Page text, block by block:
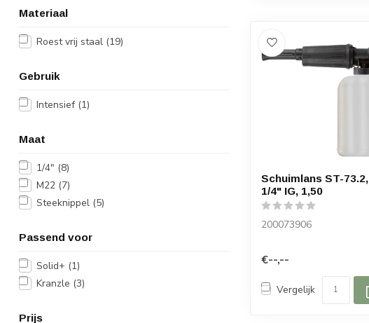
Materiaal
Roest vrij staal (19)
Gebruik
Intensief (1)
Maat
1/4" (8)
M22 (7)
Steeknippel (5)
Passend voor
Solid+ (1)
Kranzle (3)
Prijs
Schuimlans ST-73.2,
1/4" IG, 1,50
200073906
€--,--
Vergelijk